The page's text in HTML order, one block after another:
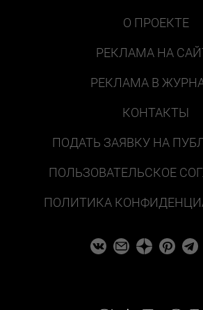
О ПРОЕКТЕ
РЕКЛАМА НА
РЕКЛАМА В
КОНТАКТЫ
ПОДАТЬ ЗАЯВКУ НА
ПОЛЬЗОВАТЕЛЬСКОЕ
ПОЛИТИКА